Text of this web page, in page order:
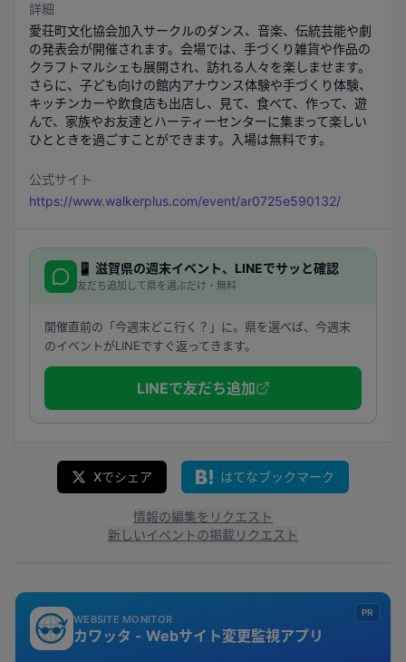
詳細
愛荘町文化協会加入サークルのダンス、音楽、伝統芸能や劇
の発表会が開催されます。会場では、手づくり雑貨や作品の
クラフトマルシェも展開され、訪れる人々を楽しませます。
さらに、子ども向けの館内アナウンス体験や手づくり体験、
キッチンカーや飲食店も出店し、見て、食べて、作って、遊
んで、家族やお友達とハーティーセンターに集まって楽しい
ひとときを過ごすことができます。入場は無料です。
公式サイト
https://www.walkerplus.com/event/ar0725e590132/
📱 滋賀県の週末イベント、LINEでサッと確認
友だち追加して県を選ぶだけ・無料
開催直前の「今週末どこ行く？」に。県を選べば、今週末
のイベントがLINEですぐ返ってきます。
LINEで友だち追加
Xでシェア はてなブックマーク
情報の編集をリクエスト
新しいイベントの掲載リクエスト
PR
WEBSITE MONITOR
カワッタ - Webサイト変更監視アプリ